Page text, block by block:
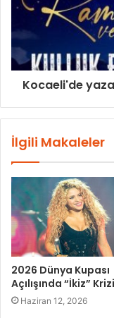
Kocaeli'de
İlgili Makaleler
2026 Dünya Kupası
Açılışında “İkiz” Krizi
Haziran 12, 2026